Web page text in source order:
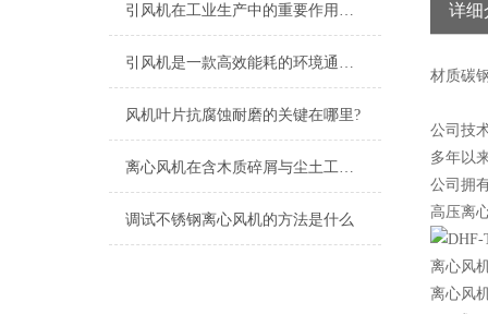
引风机在工业生产中的重要作用及发展趋势
引风机是一款高效能耗的环境通风设备
风机叶片抗腐蚀耐磨的关键在哪里?
离心风机在含木质碎屑与尘土工况下的高效应用解析
调试不锈钢离心风机的方法是什么
详细
材质碳
公司技
多年以
公司拥
高压离
离心风
离心风